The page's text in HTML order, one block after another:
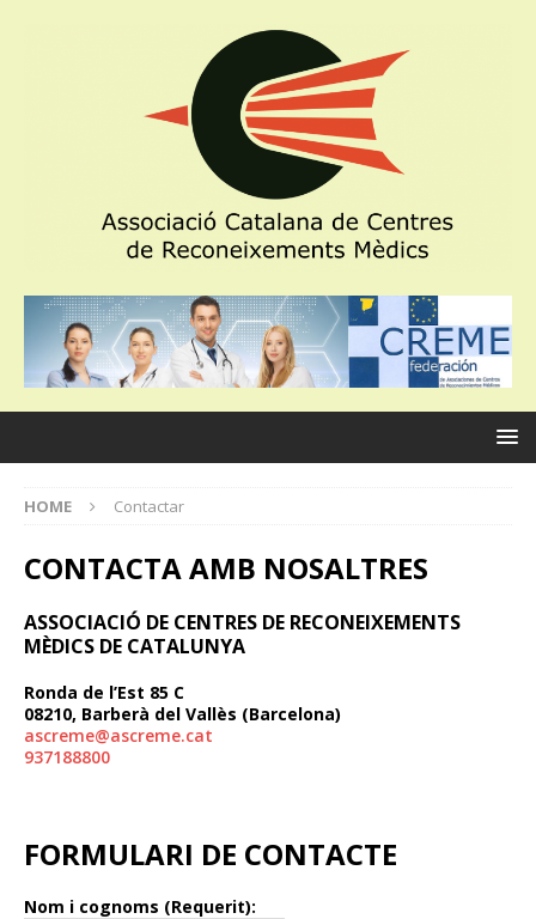
HOME Contactar
CONTACTA AMB NOSALTRES
ASSOCIACIÓ DE CENTRES DE RECONEIXEMENTS
MÈDICS DE CATALUNYA
Ronda de l’Est 85 C
08210, Barberà del Vallès (Barcelona)
ascreme@ascreme.cat
937188800
FORMULARI DE CONTACTE
Nom i cognoms (Requerit):